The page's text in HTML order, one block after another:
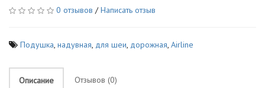
0 отзывов /Написать отзыв
Подушка, надувная, для шеи, дорожная, Airline
Описание Отзывов (0)